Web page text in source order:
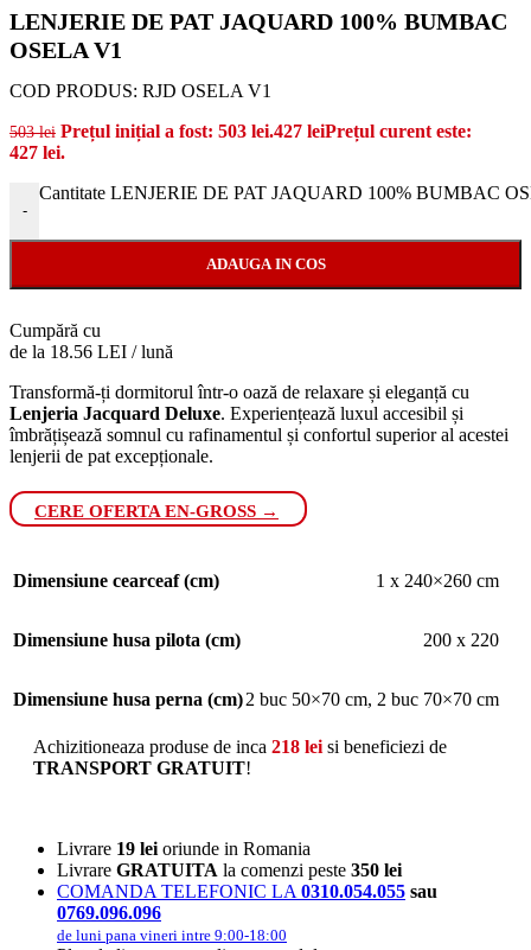
LENJERIE DE PAT JAQUARD 100% BUMBAC
OSELA V1
COD PRODUS: RJD OSELA V1
503lei Prețul inițial a fost: 503 lei.427 leiPrețul curent este:
427 lei.
-
Cantitate LENJERIE DE PAT JAQUARD 100% BUMBAC
ADAUGA IN COS
Cumpără cu
de la 18.56 LEI / lună
Transformă-ți dormitorul într-o oază de relaxare și eleganță cu
Lenjeria Jacquard Deluxe. Experiențează luxul accesibil și
îmbrățișează somnul cu rafinamentul și confortul superior al acestei
lenjerii de pat excepționale.
CERE OFERTA EN-GROSS →
Dimensiune cearceaf (cm) 1 x 240×260 cm
Dimensiune husa pilota (cm) 200 x 220
Dimensiune husa perna (cm)2 buc 50×70 cm, 2 buc 70×70 cm
Achizitioneaza produse de inca 218 lei si beneficiezi de
TRANSPORT GRATUIT!
Livrare 19 lei oriunde in Romania
Livrare GRATUITA la comenzi peste 350 lei
COMANDA TELEFONIC LA 0310.054.055 sau
0769.096.096
de luni pana vineri intre 9:00-18:00